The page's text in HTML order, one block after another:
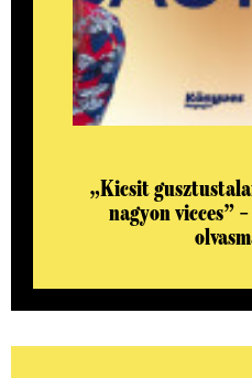
„Kicsit
nagyon vicces”